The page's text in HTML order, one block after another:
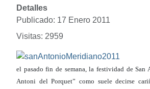
Detalles
Publicado: 17 Enero 2011
Visitas: 2959
el pasado fin de semana, la festividad de San
Antoni del Porquet” como suele decirse